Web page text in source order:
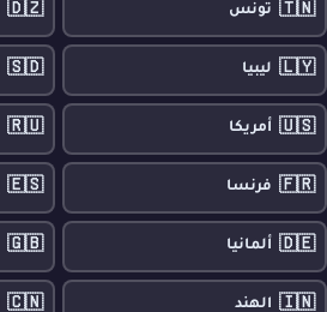
🇹🇳 تونس 🇩🇿
🇱🇾 ليبيا 🇸🇩
🇺🇸 أمريكا 🇷🇺
🇫🇷 فرنسا 🇪🇸
🇩🇪 ألمانيا 🇬🇧
🇮🇳 الهند 🇨🇳